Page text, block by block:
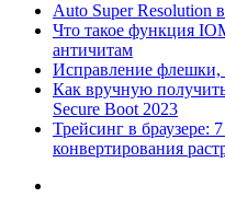
Auto Super Resolution
Что такое функция
античитам
Исправление флешки,
Как вручную
Secure Boot 2023
Трейсинг в браузере:
конвертирования